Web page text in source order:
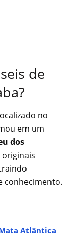
de
no
em um
dos
originais
conhecimento.
Atlântica